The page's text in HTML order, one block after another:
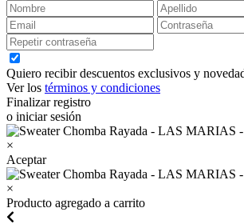
Quiero recibir descuentos exclusivos y
Ver los términos y condiciones
Finalizar registro
o iniciar sesión
×
Aceptar
×
Producto agregado a carrito